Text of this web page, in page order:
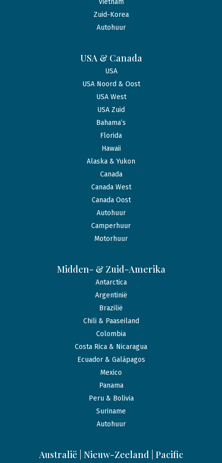
Vietnam
Zuid-Korea
Autohuur
USA & Canada
USA
USA Noord & Oost
USA West
USA Zuid
Bahama’s
Florida
Hawaii
Alaska & Yukon
Canada
Canada West
Canada Oost
Autohuur
Camperhuur
Motorhuur
Midden- & Zuid-Amerika
Antarctica
Argentinië
Brazilië
Chili & Paaseiland
Colombia
Costa Rica & Nicaragua
Ecuador & Galápagos
Mexico
Panama
Peru & Bolivia
Suriname
Autohuur
Australië | Nieuw-Zeeland | Pacific